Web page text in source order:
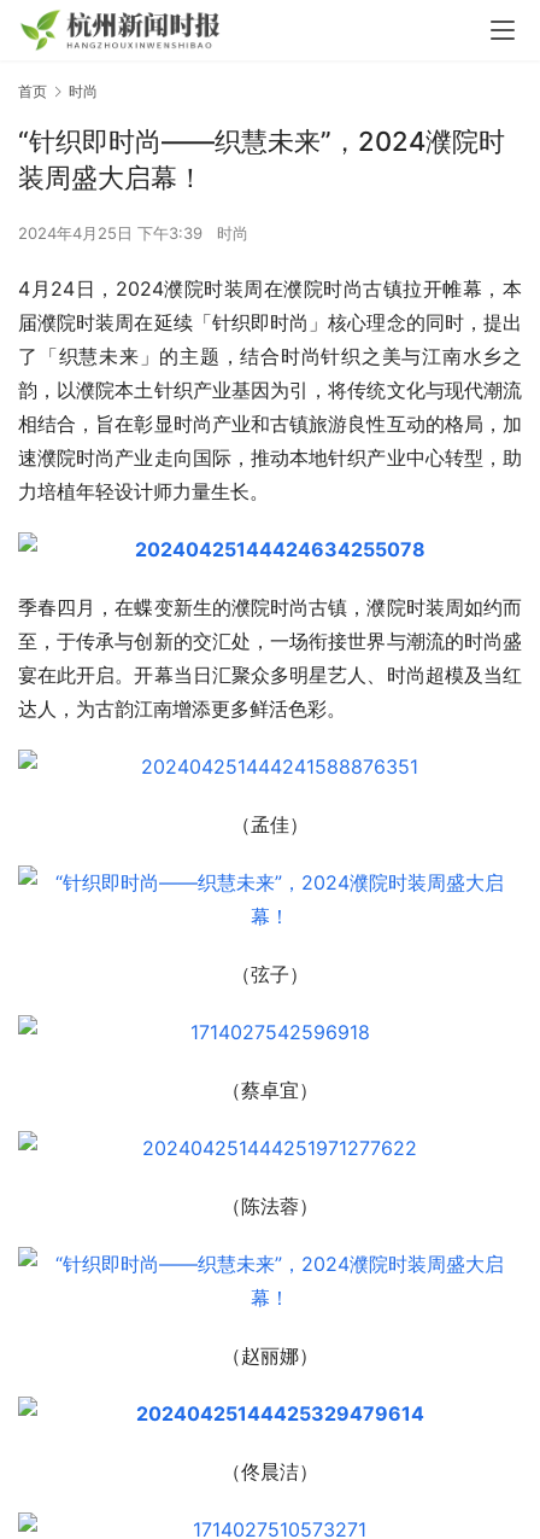
首页 时尚
“针织即时尚——织慧未来”，2024濮院时
装周盛大启幕！
2024年4月25日 下午3:39 时尚
4月24日，2024濮院时装周在濮院时尚古镇拉开帷幕，本
届濮院时装周在延续「针织即时尚」核心理念的同时，提出
了「织慧未来」的主题，结合时尚针织之美与江南水乡之
韵，以濮院本土针织产业基因为引，将传统文化与现代潮流
相结合，旨在彰显时尚产业和古镇旅游良性互动的格局，加
速濮院时尚产业走向国际，推动本地针织产业中心转型，助
力培植年轻设计师力量生长。
季春四月，在蝶变新生的濮院时尚古镇，濮院时装周如约而
至，于传承与创新的交汇处，一场衔接世界与潮流的时尚盛
宴在此开启。开幕当日汇聚众多明星艺人、时尚超模及当红
达人，为古韵江南增添更多鲜活色彩。
（孟佳）
（弦子）
（蔡卓宜）
（陈法蓉）
（赵丽娜）
（佟晨洁）